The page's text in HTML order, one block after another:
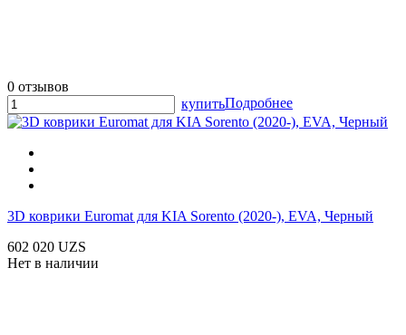
0 отзывов
купитьПодробнее
3D коврики Euromat для KIA Sorento (2020-), EVA, Черный
602 020 UZS
Нет в наличии